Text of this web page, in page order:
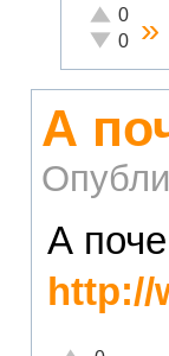
Отлично!
0
0 »
А
А
http://